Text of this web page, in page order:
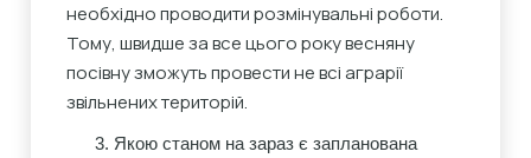
необхідно проводити розмінувальні роботи.
Тому, швидше за все цього року весняну
посівну зможуть провести не всі аграрії
звільнених територій.
Якою станом на зараз є запланована